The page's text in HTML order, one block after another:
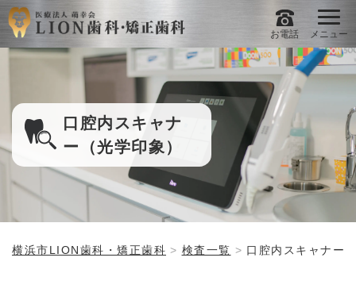
お電話 メニュー
口腔内スキャナ
ー（光学印象）
横浜市LION歯科・矯正歯科 検査一覧 口腔内スキャナー